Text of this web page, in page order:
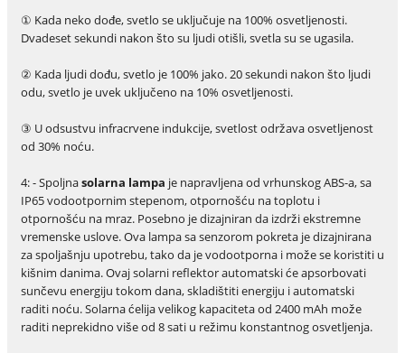
① Kada neko dođe, svetlo se uključuje na 100% osvetljenosti.
Dvadeset sekundi nakon što su ljudi otišli, svetla su se ugasila.
② Kada ljudi dođu, svetlo je 100% jako. 20 sekundi nakon što ljudi
odu, svetlo je uvek uključeno na 10% osvetljenosti.
③ U odsustvu infracrvene indukcije, svetlost održava osvetljenost
od 30% noću.
4: - Spoljnasolarna lampa je napravljena od vrhunskog ABS-a, sa
IP65 vodootpornim stepenom, otpornošću na toplotu i
otpornošću na mraz. Posebno je dizajniran da izdrži ekstremne
vremenske uslove. Ova lampa sa senzorom pokreta je dizajnirana
za spoljašnju upotrebu, tako da je vodootporna i može se koristiti u
kišnim danima. Ovaj solarni reflektor automatski će apsorbovati
sunčevu energiju tokom dana, skladištiti energiju i automatski
raditi noću. Solarna ćelija velikog kapaciteta od 2400 mAh može
raditi neprekidno više od 8 sati u režimu konstantnog osvetljenja.